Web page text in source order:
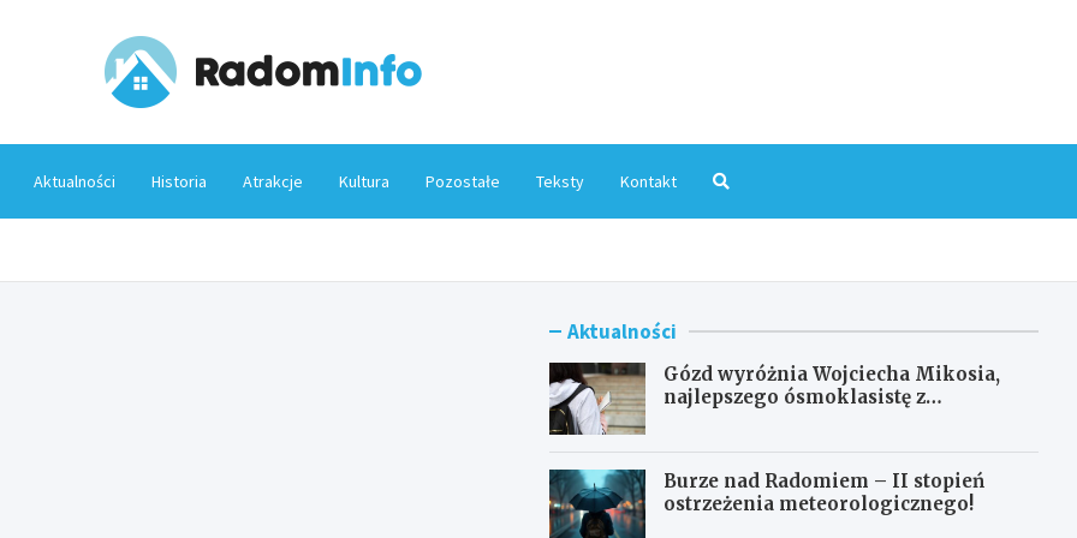
Aktualności Historia Atrakcje Kultura Pozostałe Teksty Kontakt
Aktualności
Gózd wyróżnia Wojciecha Mikosia,
najlepszego ósmoklasistę z
Burze nad Radomiem – II stopień
ostrzeżenia meteorologicznego!